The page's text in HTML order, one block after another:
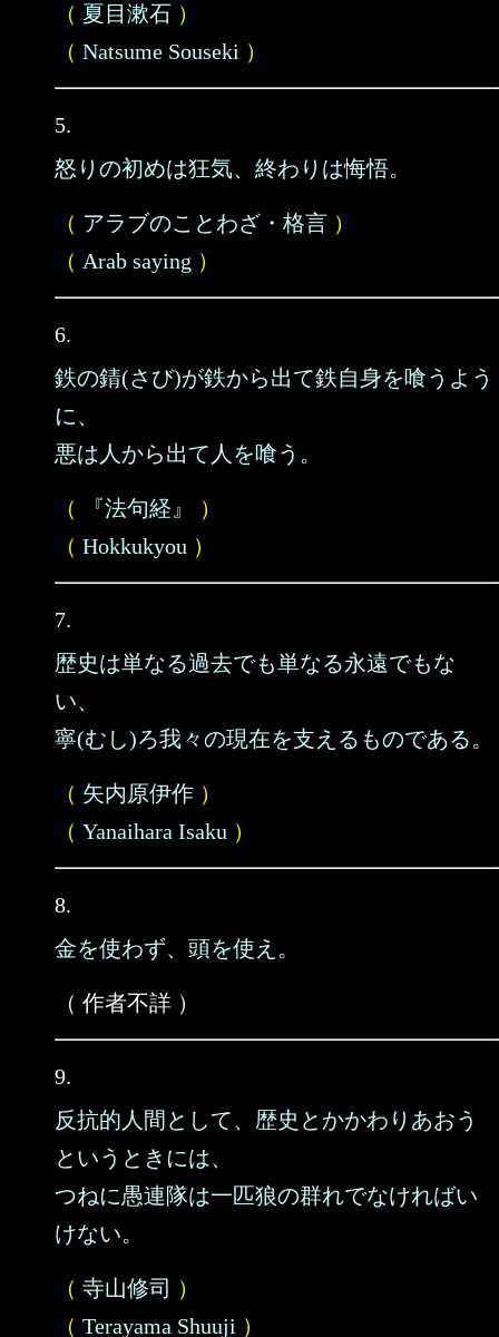
（ 夏目漱石 ）
（ Natsume Souseki ）
5.
怒りの初めは狂気、終わりは悔悟。
（ アラブのことわざ・格言 ）
（ Arab saying ）
6.
鉄の錆(さび)が鉄から出て鉄自身を喰うよう
に、
悪は人から出て人を喰う。
（ 『法句経』
）
（ Hokkukyou ）
7.
歴史は単なる過去でも単なる永遠でもな
い、
寧(むし)ろ我々の現在を支えるものである。
（ 矢内原伊作 ）
（ Yanaihara Isaku ）
8.
金を使わず、頭を使え。
（ 作者不詳 ）
9.
反抗的人間として、歴史とかかわりあおう
というときには、
つねに愚連隊は一匹狼の群れでなければい
けない。
（ 寺山修司 ）
（ Terayama Shuuji ）